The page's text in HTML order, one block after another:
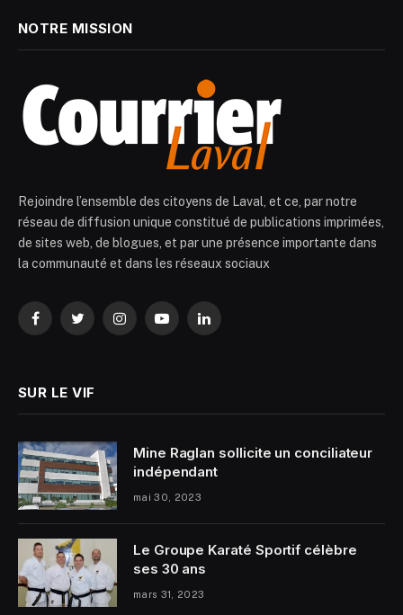
NOTRE MISSION
Rejoindre l’ensemble des citoyens de Laval, et ce, par notre
réseau de diffusion unique constitué de publications imprimées,
de sites web, de blogues, et par une présence importante dans
la communauté et dans les réseaux sociaux
FacebookTwitterInstagramYouTubeLinkedIn
SUR LE VIF
Mine Raglan sollicite un conciliateur
indépendant
mai 30, 2023
Le Groupe Karaté Sportif célèbre
ses 30 ans
mars 31, 2023